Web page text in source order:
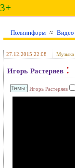
3+
Полиинформ ≈ Видео
27.12.2015 22:08 Музыка
Игорь Растеряев :
Игорь Растеряев